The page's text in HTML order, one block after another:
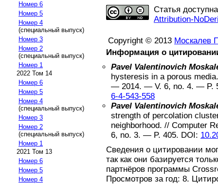
Номер 6
Номер 5
Номер 4
(специальный выпуск)
Номер 3
Номер 2
(специальный выпуск)
Номер 1
2022 Том 14
Номер 6
Номер 5
Номер 4
(специальный выпуск)
Номер 3
Номер 2
(специальный выпуск)
Номер 1
2021 Том 13
Номер 6
Номер 5
Номер 4
Статья
Attribution-
Copyright © 2013 Москалев
Информация о
Pavel Valentinovich
hysteresis in a porous media
— 2014. — V. 6, no. 4. — P.
6-4-543-558
Pavel Valentinovich
strength of percolation
neighborhood. // Computer
6, no. 3. — P. 405. DOI:
Сведения о цитировании
так как они базируется
партнёров программы
Просмотров за год: 8.